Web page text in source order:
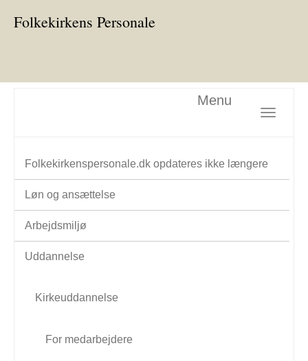
Folkekirkens Personale
Toggle
Menu
Folkekirkenspersonale.dk opdateres ikke længere
Løn og ansættelse
Arbejdsmiljø
Uddannelse
Kirkeuddannelse
For medarbejdere